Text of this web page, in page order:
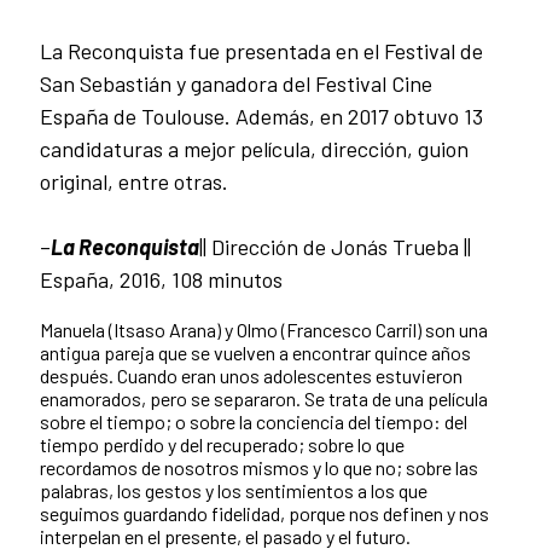
La Reconquista fue presentada en el Festival de
San Sebastián y ganadora del Festival Cine
España de Toulouse. Además, en 2017 obtuvo 13
candidaturas a mejor película, dirección, guion
original, entre otras.
–La Reconquista|| Dirección de Jonás Trueba ||
España, 2016, 108 minutos
Manuela (Itsaso Arana) y Olmo (Francesco Carril) son una
antigua pareja que se vuelven a encontrar quince años
después. Cuando eran unos adolescentes estuvieron
enamorados, pero se separaron. Se trata de una película
sobre el tiempo; o sobre la conciencia del tiempo: del
tiempo perdido y del recuperado; sobre lo que
recordamos de nosotros mismos y lo que no; sobre las
palabras, los gestos y los sentimientos a los que
seguimos guardando fidelidad, porque nos definen y nos
interpelan en el presente, el pasado y el futuro.